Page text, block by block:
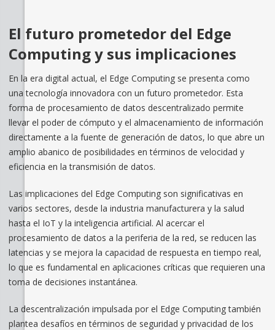
El futuro prometedor del Edge
Computing y sus implicaciones
En la era digital actual, el Edge Computing se presenta como
una tecnología innovadora con un futuro prometedor. Esta
forma de procesamiento de datos descentralizado permite
llevar el poder de cómputo y el almacenamiento de información
directamente a la fuente de generación de datos, lo que abre un
amplio abanico de posibilidades en términos de velocidad y
eficiencia en la transmisión de datos.
Las implicaciones del Edge Computing son significativas en
varios sectores, desde la industria manufacturera y la salud
hasta el IoT y la inteligencia artificial. Al acercar el
procesamiento de datos a la periferia de la red, se reducen las
latencias y se mejora la capacidad de respuesta en tiempo real,
lo que es fundamental en aplicaciones críticas que requieren una
toma de decisiones instantánea.
La descentralización impulsada por el Edge Computing también
plantea desafíos en términos de seguridad y privacidad de los